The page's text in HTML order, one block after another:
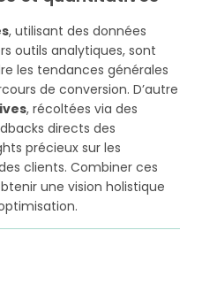
, utilisant des données
outils analytiques, sont
les tendances générales
de conversion. D’autre
, récoltées via des
directs des
précieux sur les
clients. Combiner ces
une vision holistique